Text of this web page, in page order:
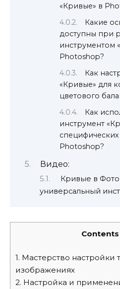
«Кривые» в
Какие
доступны при
инструментом
Photoshop?
Как
«Кривые» для
цветового
Как
инструмент
Photoshop?
Видео:
Кривые в
универсальный
Contents
1. Мастерство настройки
изображениях
2. Настройка и